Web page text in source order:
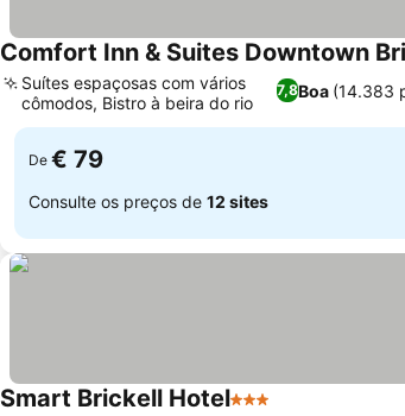
Comfort Inn & Suites Downtown
7,8Boa (14.383
Suítes espaçosas com vários
cômodos, Bistro à beira do rio
De € 79
Consulte os preços de 12 sites
Smart Brickell Hotel3 Estrelas